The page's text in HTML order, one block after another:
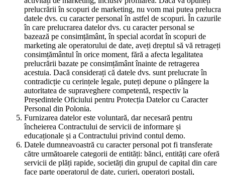
prelucrării în scopuri de marketing, nu vom mai putea prelucra
datele dvs. cu caracter personal în astfel de scopuri. În cazurile
în care prelucrarea datelor dvs. cu caracter personal se
bazează pe consimțământ, în special acordat în scopuri de
marketing ale operatorului de date, aveți dreptul să vă retrageți
consimțământul în orice moment, fără a afecta legalitatea
prelucrării bazate pe consimțământ înainte de retragerea
acestuia. Dacă considerați că datele dvs. sunt prelucrate în
contradicție cu cerințele legale, puteți depune o plângere la
autoritatea de supraveghere competentă, respectiv la
Președintele Oficiului pentru Protecția Datelor cu Caracter
Personal din Polonia.
Furnizarea datelor este voluntară, dar necesară pentru
încheierea Contractului de servicii de informare și
educaționale și a Contractului privind contul demo.
Datele dumneavoastră cu caracter personal pot fi transferate
către următoarele categorii de entități: bănci, entități care oferă
servicii de plăți rapide, societăți din grupul de capital din care
face parte operatorul de date, curieri, operatori poștali,